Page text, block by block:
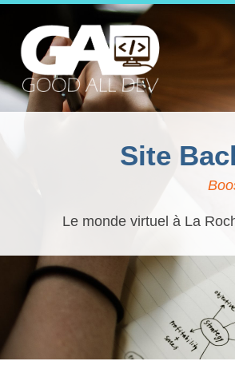
Site
Le monde virtuel à La